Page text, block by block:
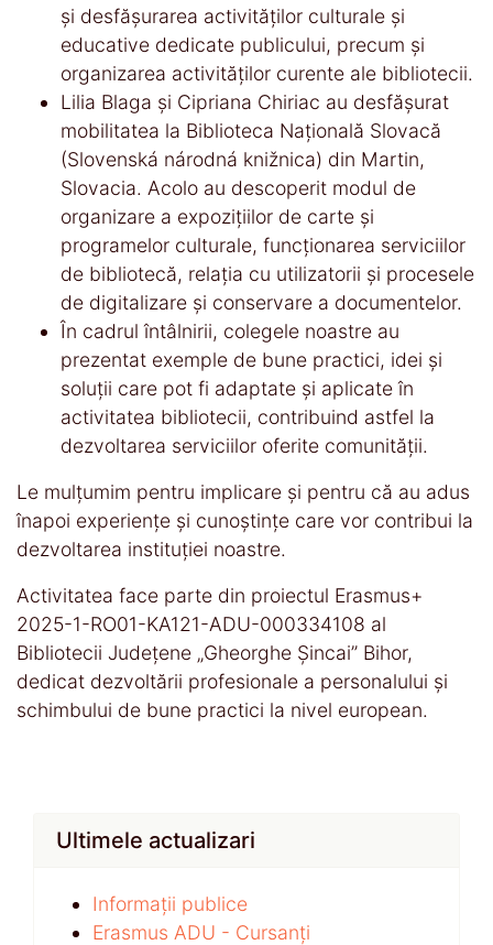
și desfășurarea activităților culturale și
educative dedicate publicului, precum și
organizarea activităților curente ale bibliotecii.
Lilia Blaga și Cipriana Chiriac au desfășurat
mobilitatea la Biblioteca Națională Slovacă
(Slovenská národná knižnica) din Martin,
Slovacia. Acolo au descoperit modul de
organizare a expozițiilor de carte și
programelor culturale, funcționarea serviciilor
de bibliotecă, relația cu utilizatorii și procesele
de digitalizare și conservare a documentelor.
În cadrul întâlnirii, colegele noastre au
prezentat exemple de bune practici, idei și
soluții care pot fi adaptate și aplicate în
activitatea bibliotecii, contribuind astfel la
dezvoltarea serviciilor oferite comunității.
Le mulțumim pentru implicare și pentru că au adus
înapoi experiențe și cunoștințe care vor contribui la
dezvoltarea instituției noastre.
Activitatea face parte din proiectul Erasmus+
2025-1-RO01-KA121-ADU-000334108 al
Bibliotecii Județene „Gheorghe Șincai” Bihor,
dedicat dezvoltării profesionale a personalului și
schimbului de bune practici la nivel european.
Ultimele actualizari
Informații publice
Erasmus ADU - Cursanți